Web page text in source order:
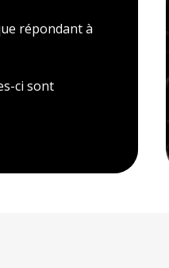
répondant à
ci sont